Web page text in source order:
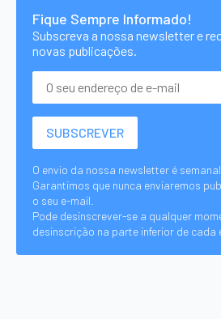
Fique Sempre Informado!
Subscreva a nossa newsletter e
novas publicações.
O envio da nossa newsletter é semanal.
Garantimos que nunca enviaremos
o seu e-mail.
Pode desinscrever-se a qualquer
desinscrição na parte inferior de cada